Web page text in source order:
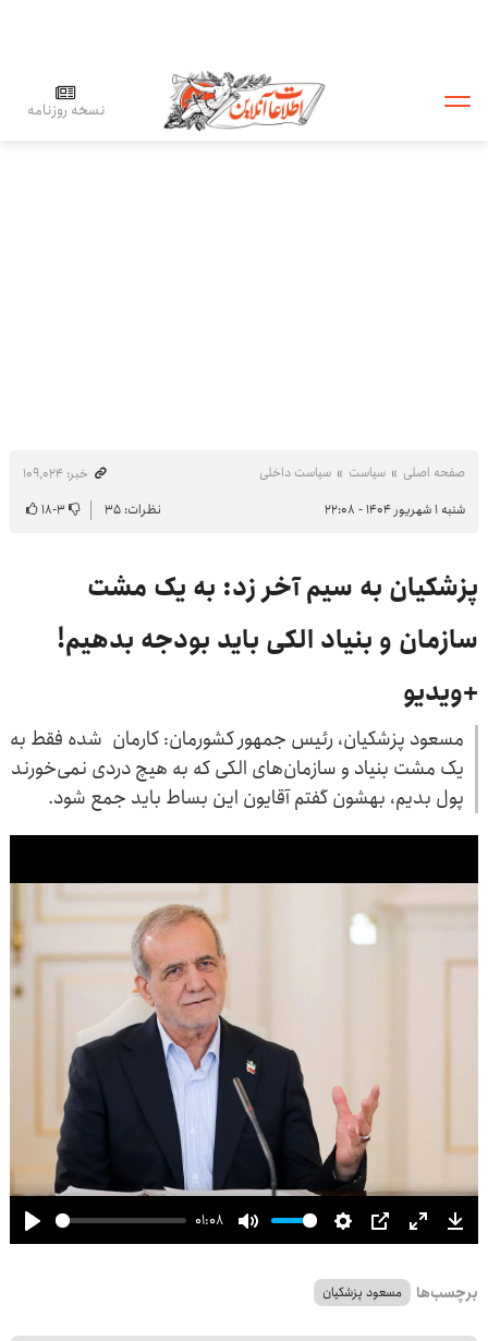
نسخه روزنامه
صفحه اصلی سیاست سیاست داخلی
خبر: ۱۰۹٬۰۲۴
شنبه ۱ شهریور ۱۴۰۴ - ۲۲:۰۸
نظرات: ۳۵ ۳-۱۸
پزشکیان به سیم آخر زد: به یک مشت
سازمان و بنیاد الکی باید بودجه بدهیم!
+ویدیو
مسعود پزشکیان، رئیس جمهور کشورمان: کارمان شده فقط به
یک مشت بنیاد و سازمان‌های الکی که به هیچ دردی نمی‌خورند
پول بدیم، بهشون گفتم آقایون این بساط باید جمع شود.
Play
01:08
Mute Settings
PIP Enter
برچسب‌ها مسعود پزشکیان